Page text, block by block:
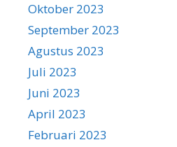
Oktober 2023
September 2023
Agustus 2023
Juli 2023
Juni 2023
April 2023
Februari 2023